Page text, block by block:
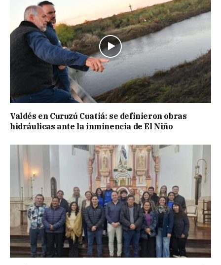
Valdés en Curuzú Cuatiá: se definieron obras
hidráulicas ante la inminencia de El Niño